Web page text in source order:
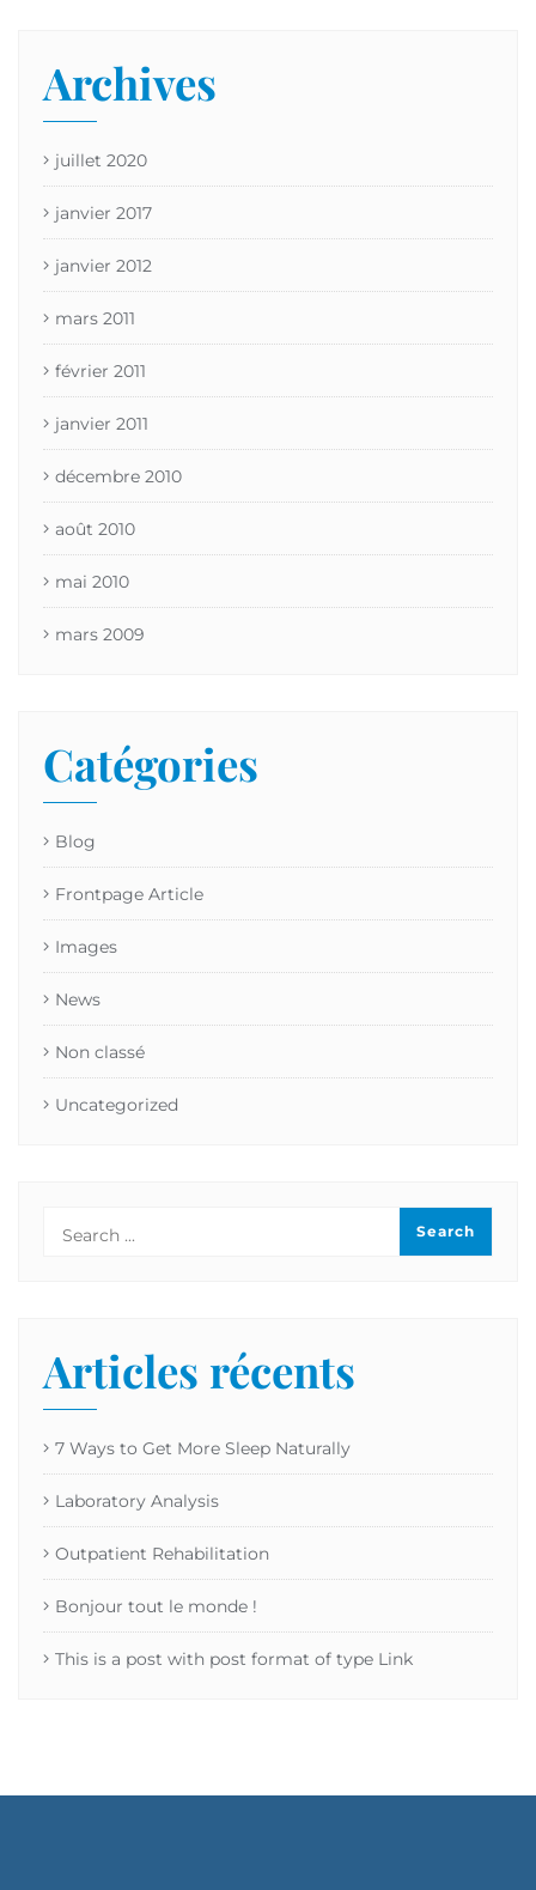
Archives
juillet 2020
janvier 2017
janvier 2012
mars 2011
février 2011
janvier 2011
décembre 2010
août 2010
mai 2010
mars 2009
Catégories
Blog
Frontpage Article
Images
News
Non classé
Uncategorized
Articles récents
7 Ways to Get More Sleep Naturally
Laboratory Analysis
Outpatient Rehabilitation
Bonjour tout le monde !
This is a post with post format of type Link